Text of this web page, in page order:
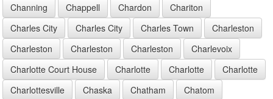
Channing
Chappell Chardon
Chariton
Charles City
Charles City Charles Town
Charleston
Charleston
Charleston Charleston
Charlevoix
Charlotte Court House
Charlotte Charlotte
Charlotte
Charlottesville
Chaska Chatham
Chatom